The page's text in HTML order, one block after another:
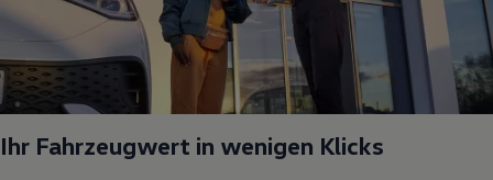
Ihr Fahrzeugwert in wenigen Klicks